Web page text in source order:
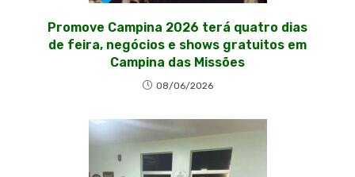
Promove Campina 2026 terá quatro dias
de feira, negócios e shows gratuitos em
Campina das Missões
08/06/2026